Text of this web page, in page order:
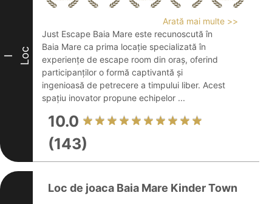
I Loc
Arată mai multe >>
Just Escape Baia Mare este recunoscută în
Baia Mare ca prima locație specializată în
experiențe de escape room din oraș, oferind
participanților o formă captivantă și
ingenioasă de petrecere a timpului liber. Acest
spațiu inovator propune echipelor ...
10.0
(143)
Loc de joaca Baia Mare Kinder Town